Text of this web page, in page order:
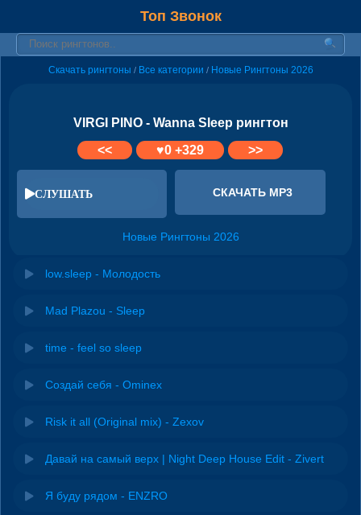
Топ Звонок
Скачать рингтоны / Все категории / Новые Рингтоны 2026
VIRGI PINO - Wanna Sleep рингтон
<<
♥0+329 >>
СЛУШАТЬ СКАЧАТЬ MP3
Новые Рингтоны 2026
low.sleep - Молодость
Mad Plazou - Sleep
time - feel so sleep
Создай себя - Ominex
Risk it all (Original mix) - Zexov
Давай на самый верх | Night Deep House Edit - Zivert
Я буду рядом - ENZRO